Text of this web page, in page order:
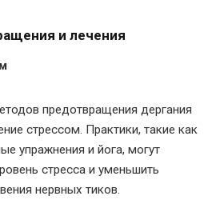
и лечения
предотвращения дергания
стрессом. Практики, такие как
упражнения и йога, могут
стресса и уменьшить
нервных тиков.